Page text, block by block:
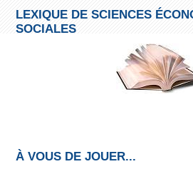
LEXIQUE DE SCIENCES
SOCIALES
À VOUS DE JOUER...